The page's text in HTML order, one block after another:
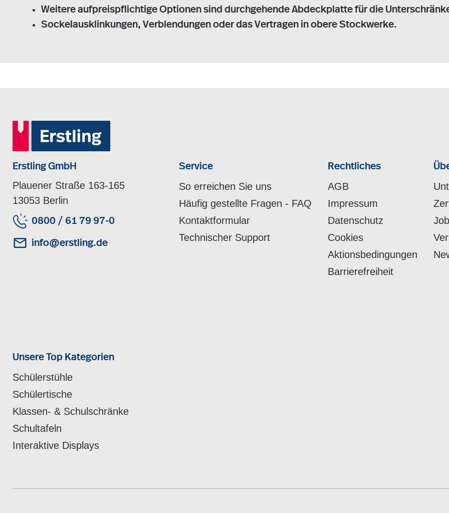
Weitere aufpreispflichtige Optionen sind durchgehende Abdeckplatte für die
Sockelausklinkungen, Verblendungen oder das Vertragen in obere Stockwerke.
Erstling GmbH
Plauener Straße 163-165
13053 Berlin
0800 / 61 79 97-0
info@erstling.de
Service
So erreichen Sie uns
Häufig gestellte Fragen - FAQ
Kontaktformular
Technischer Support
Rechtliches
AGB
Impressum
Datenschutz
Cookies
Aktionsbedingungen
Barrierefreiheit
Unsere Top Kategorien
Schülerstühle
Schülertische
Klassen- & Schulschränke
Schultafeln
Interaktive Displays